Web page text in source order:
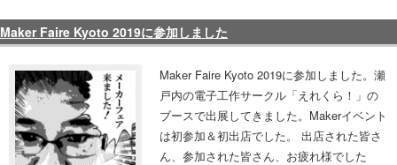
Maker Faire Kyoto 2019に参加しました
Maker Faire Kyoto 2019に参加しました。瀬
戸内の電子工作サークル「えれくら！」の
ブースで出展してきました。Makerイベント
は初参加＆初出店でした。 出店された皆さ
ん、参加された皆さん、お疲れ様でした